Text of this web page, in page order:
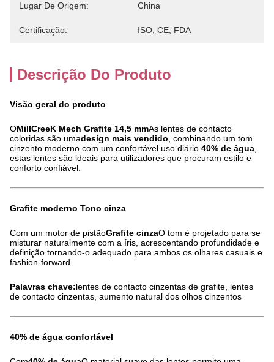
Lugar De Origem: China
Certificação: ISO, CE, FDA
Descrição Do Produto
Visão geral do produto
OMillCreeK Mech Grafite 14,5 mmAs lentes de contacto
coloridas são umadesign mais vendido , combinando um tom
cinzento moderno com um confortável uso diário. 40% de água
estas lentes são ideais para utilizadores que procuram estilo e
conforto confiável.
Grafite moderno Tono cinza
Com um motor de pistãoGrafite cinzaO tom é projetado para se
misturar naturalmente com a íris, acrescentando profundidade e
definição.tornando-o adequado para ambos os olhares casuais e
fashion-forward.
Palavras chave:lentes de contacto cinzentas de grafite, lentes
de contacto cinzentas, aumento natural dos olhos cinzentos
40% de água confortável